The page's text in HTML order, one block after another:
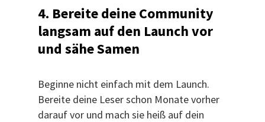
4. Bereite deine Community
langsam auf den Launch vor
und sähe Samen
Beginne nicht einfach mit dem Launch.
Bereite deine Leser schon Monate vorher
darauf vor und mach sie heiß auf dein